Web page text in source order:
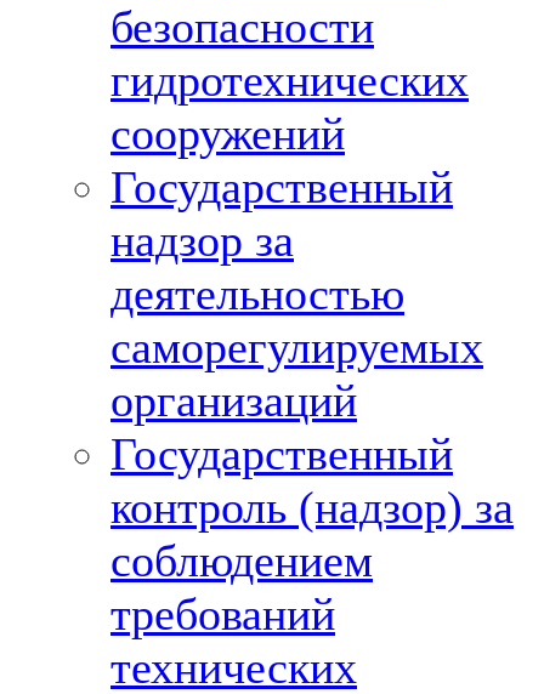
безопасности
гидротехнических
сооружений
Государственный
надзор за
деятельностью
саморегулируемых
организаций
Государственный
контроль (надзор) за
соблюдением
требований
технических